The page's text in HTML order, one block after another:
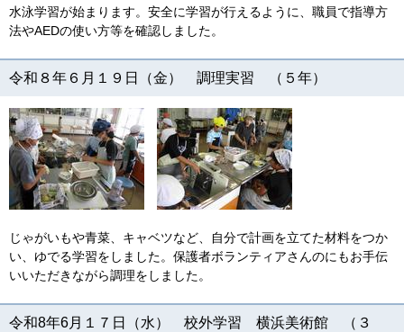
水泳学習が始まります。安全に学習が行えるように、職員で指導方
法やAEDの使い方等を確認しました。
令和８年６月１９日（金） 調理実習 （５年）
じゃがいもや青菜、キャベツなど、自分で計画を立てた材料をつか
い、ゆでる学習をしました。保護者ボランティアさんのにもお手伝
いいただきながら調理をしました。
令和8年6月１７日（水） 校外学習 横浜美術館 （３